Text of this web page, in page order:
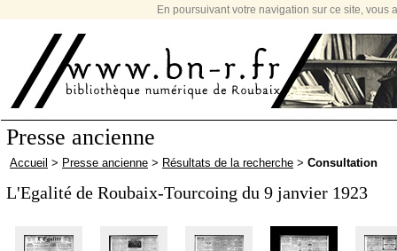
En poursuivant votre navigation sur ce site,
Presse ancienne
Accueil > Presse ancienne > Résultats de la recherche > Consultation
L'Egalité de Roubaix-Tourcoing du 9 janvier 1923